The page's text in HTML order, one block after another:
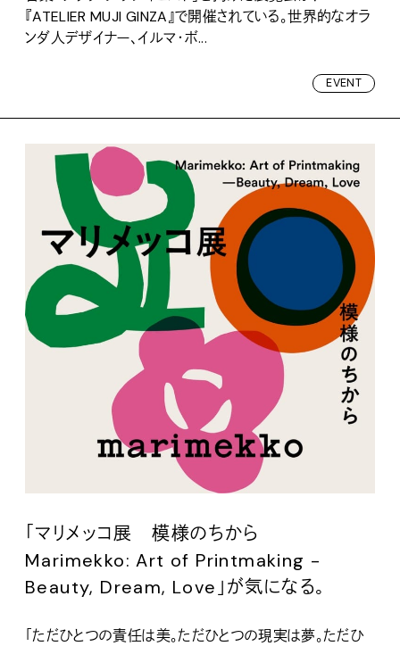
『ATELIER MUJI GINZA』で開催されている。世界的なオラ
ンダ人デザイナー、イルマ・ボ...
EVENT
「マリメッコ展 模様のちから
Marimekko: Art of Printmaking -
Beauty, Dream, Love」が気になる。
「ただひとつの責任は美。ただひとつの現実は夢。ただひ